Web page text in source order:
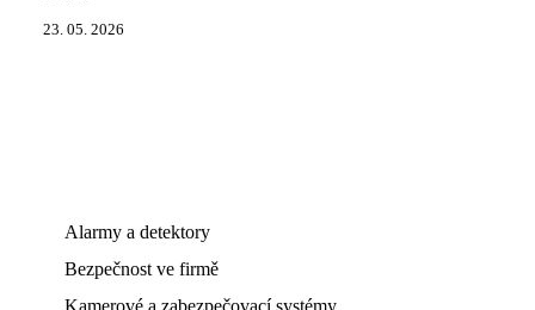
23. 05. 2026
Alarmy a detektory
Bezpečnost ve firmě